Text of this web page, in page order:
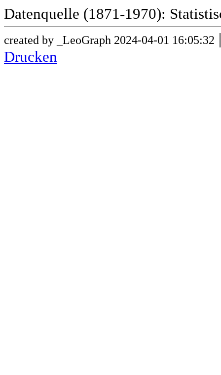
Datenquelle (1871-1970):
created by _LeoGraph 2024-04-01 16:05:32
Drucken